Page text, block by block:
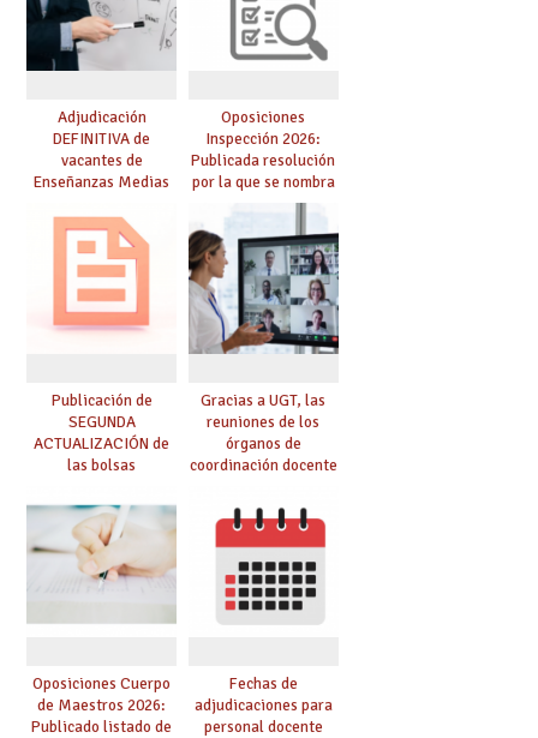
Adjudicación
DEFINITIVA de
vacantes de
Enseñanzas Medias
Oposiciones
Inspección 2026:
Publicada resolución
por la que se nombra
funcionarios/as en
prácticas, se regulan
dichas prácticas y se
convoca acto público
de adjudicación
Publicación de
SEGUNDA
ACTUALIZACIÓN de
las bolsas
Cuerpo de Maestros
de especialidades
convocadas a
oposición
Gracias a UGT, las
reuniones de los
órganos de
coordinación docente
de manera
telemática, sin exigir
presencialidad en el
centro
Oposiciones Cuerpo
de Maestros 2026:
Publicado listado de
Fechas de
adjudicaciones para
personal docente